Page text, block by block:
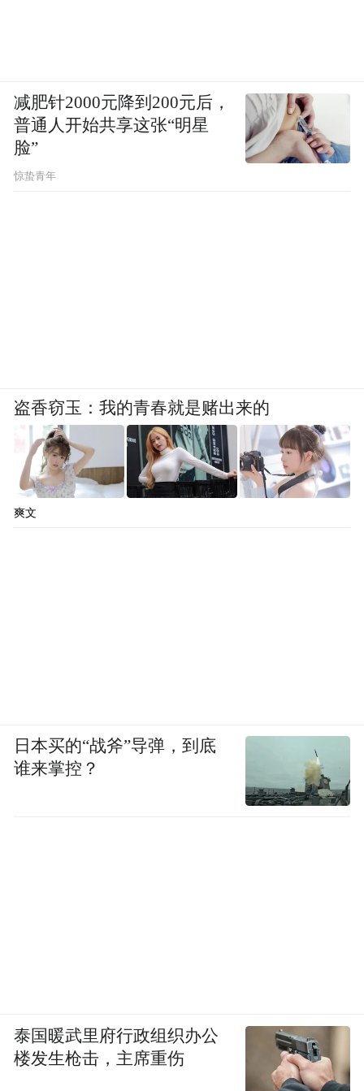
减肥针2000元降到200元后，
普通人开始共享这张“明星
脸”
惊蛰青年
盗香窃玉：我的青春就是赌出来的
爽文
日本买的“战斧”导弹，到底
谁来掌控？
泰国暖武里府行政组织办公
楼发生枪击，主席重伤